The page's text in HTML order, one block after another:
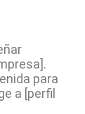
para
a [perfil